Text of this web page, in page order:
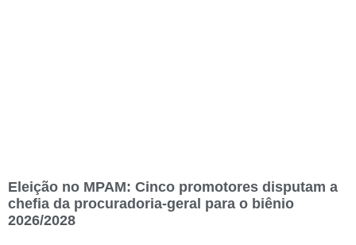
Eleição no MPAM: Cinco promotores disputam a
chefia da procuradoria-geral para o biênio
2026/2028